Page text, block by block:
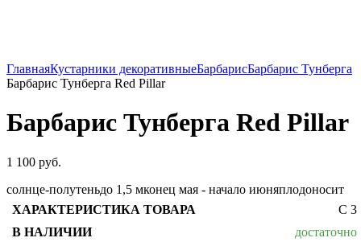
ГлавнаяКустарники декоративныеБарбарисБарбарис Тунберга
Барбарис Тунберга Red Pillar
Барбарис Тунберга Red Pillar
1 100 руб.
солнце-полутеньдо 1,5 мконец мая - начало июняплодоносит
С 3
достаточно